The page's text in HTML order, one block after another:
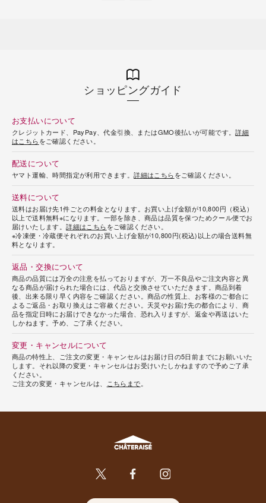
ショッピングガイド
お支払いについて
クレジットカード、PayPay、代金引換、またはGMO後払いが可能です。詳細
はこちらをご確認ください。
配送について
ヤマト運輸、時間指定が利用できます。詳細はこちらをご確認ください。
送料について
送料はお届け先1件ごとの料金となります。お買い上げ金額が10,800円（税込）
以上で送料無料※になります。一部を除き、商品は品質を保つためクール便でお
届けいたします。詳細はこちらをご確認ください。
※冷凍便・冷蔵便それぞれのお買い上げ金額が10,800円(税込)以上の場合送料無
料となります。
返品・交換について
商品の品質には万全の注意を払っておりますが、万一不良品やご注文内容と異
なる商品が届けられた場合には、代品と交換させていただきます。商品到着
後、出来る限り早く内容をご確認ください。商品の性質上、お客様のご都合に
よるご返品・お取り換えはご容赦ください。天災やお届け先の都合により、商
品を指定日時にお届けできなかった場合、恐れ入りますが、返金や再送はいた
しかねます。予め、ご了承ください。
変更・キャンセルについて
商品の特性上、ご注文の変更・キャンセルはお届け日の5日前までにお願いいた
します。それ以降の変更・キャンセルはお受けいたしかねますので予めご了承
ください。
ご注文の変更・キャンセルは、
こちらまで